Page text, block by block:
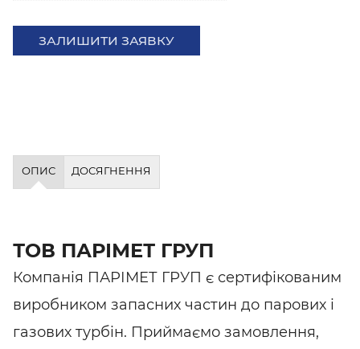
ЗАЛИШИТИ ЗАЯВКУ
ОПИС ДОСЯГНЕННЯ
ТОВ ПАРІМЕТ ГРУП
Компанія ПАРІМЕТ ГРУП є сертифікованим
виробником запасних частин до парових і
газових турбін. Приймаємо замовлення,